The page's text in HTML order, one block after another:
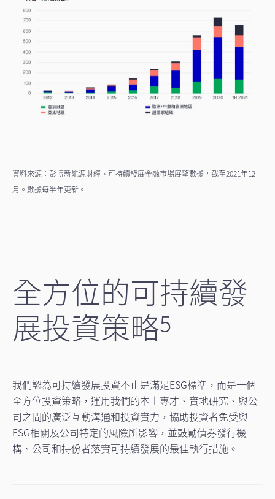
資料來源：彭博新能源財經、可持續發展金融市場展望數據，截至2021年12
月。數據每半年更新。
全方位的可持續發
展投資策略5
我們認為可持續發展投資不止是滿足ESG標準，而是一個
全方位投資策略，運用我們的本土專才、實地研究、與公
司之間的廣泛互動溝通和投資實力，協助投資者免受與
ESG相關及公司特定的風險所影響，並鼓勵債券發行機
構、公司和持份者落實可持續發展的最佳執行措施。